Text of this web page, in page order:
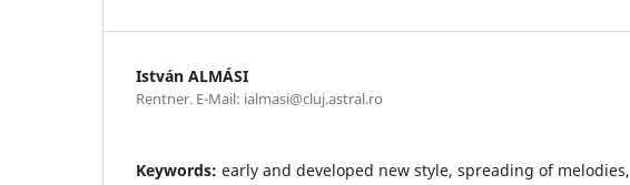
István ALMÁSI
Rentner. E-Mail: ialmasi@cluj.astral.ro
Keywords: early and developed new style, spreading of melodies,